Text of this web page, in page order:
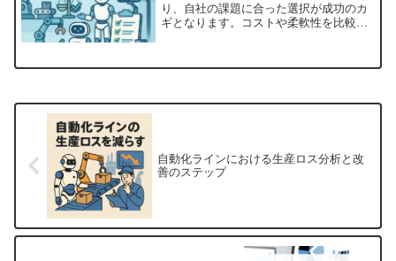
り、自社の課題に合った選択が成功のカ
ギとなります。コストや柔軟性を比較
を理解したうえで、自社に最適な自動化
自動化ラインにおける生産ロス分析と改
善のステップ